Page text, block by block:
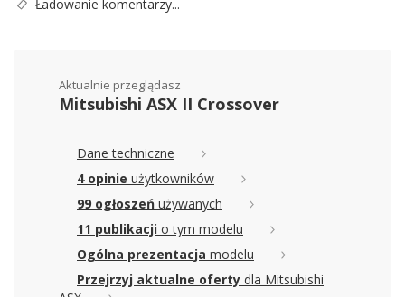
Ładowanie komentarzy...
Aktualnie przeglądasz
Mitsubishi ASX II Crossover
Dane techniczne
4 opinie użytkowników
99 ogłoszeń używanych
11 publikacji o tym modelu
Ogólna prezentacja modelu
Przejrzyj aktualne oferty dla Mitsubishi